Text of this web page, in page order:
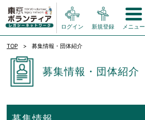
ログイン 新規登録 メニュー
TOP 募集情報・団体紹介
募集情報・団体紹介